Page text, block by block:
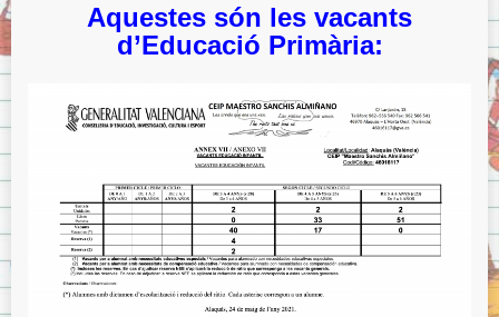
Aquestes són les vacants
d’Educació Primària: